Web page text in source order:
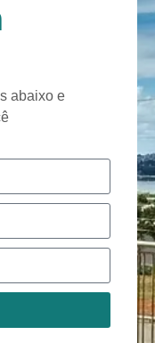
abaixo e